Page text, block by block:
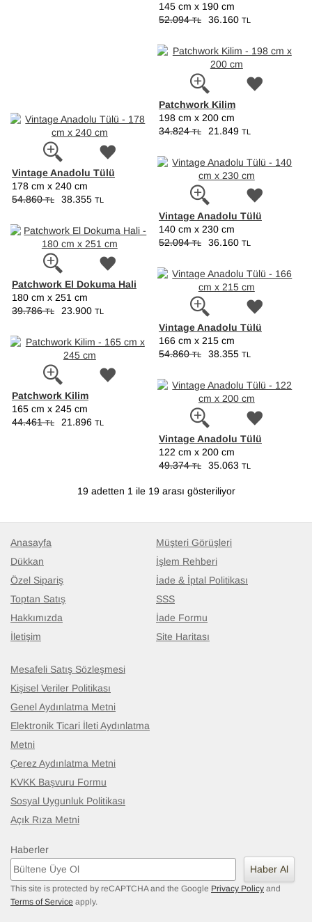
145 cm x 190 cm
52.094TL 36.160 TL
Patchwork Kilim
198 cm x 200 cm
34.824TL 21.849 TL
Vintage Anadolu Tülü
178 cm x 240 cm
54.860TL 38.355 TL
Vintage Anadolu Tülü
140 cm x 230 cm
52.094TL 36.160 TL
Patchwork El Dokuma Hali
180 cm x 251 cm
39.786TL 23.900 TL
Vintage Anadolu Tülü
166 cm x 215 cm
54.860TL 38.355 TL
Patchwork Kilim
165 cm x 245 cm
44.461TL 21.896 TL
Vintage Anadolu Tülü
122 cm x 200 cm
49.374TL 35.063 TL
19 adetten 1 ile 19 arası gösteriliyor
Anasayfa
Dükkan
Özel Sipariş
Toptan Satış
Hakkımızda
İletişim
Müşteri Görüşleri
İşlem Rehberi
İade & İptal Politikası
SSS
İade Formu
Site Haritası
Mesafeli Satış Sözleşmesi
Kişisel Veriler Politikası
Genel Aydınlatma Metni
Elektronik Ticari İleti Aydınlatma
Metni
Çerez Aydınlatma Metni
KVKK Başvuru Formu
Sosyal Uygunluk Politikası
Açık Rıza Metni
Haberler
Haber Al
This site is protected by reCAPTCHA and the Google Privacy Policy and
Terms of Service apply.